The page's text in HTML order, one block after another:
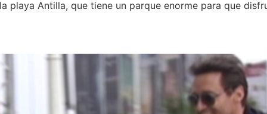
playa Antilla, que tiene un parque enorme para que